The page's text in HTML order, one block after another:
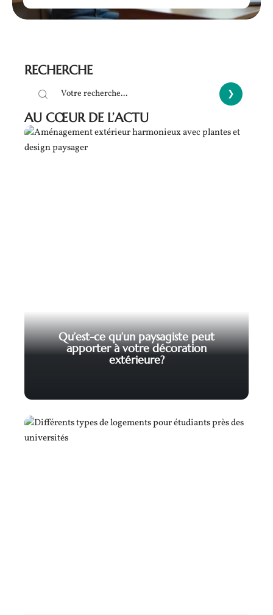
RECHERCHE
AU CŒUR DE L’ACTU
Qu’est-ce qu’un paysagiste peut
apporter à votre décoration
extérieure?